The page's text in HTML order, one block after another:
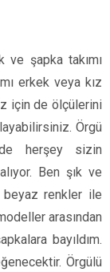
şapka takımı
erkek veya kız
için de ölçülerini
Örgü
herşey sizin
Ben şık ve
beyaz renkler ile
arasından
bayıldım.
Örgülü